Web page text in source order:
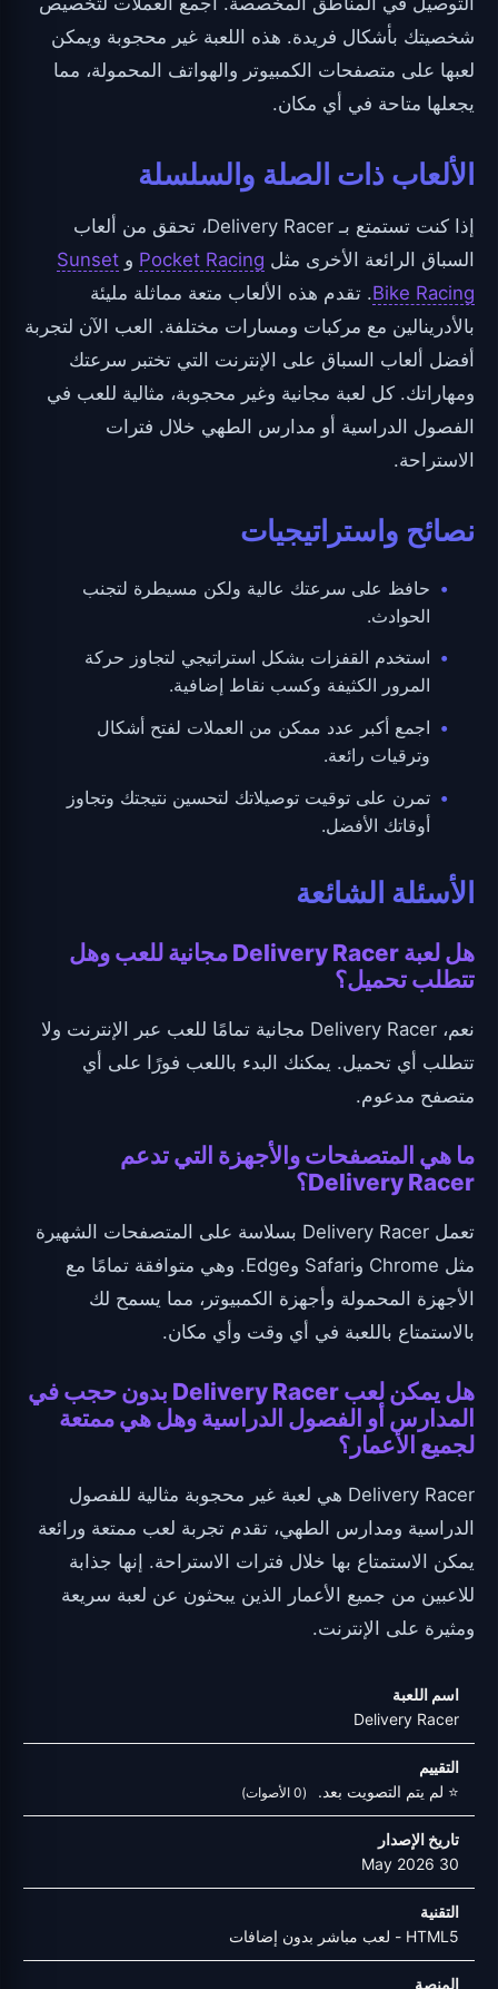
شخصيتك بأشكال فريدة. هذه اللعبة غير محجوبة ويمكن
لعبها على متصفحات الكمبيوتر والهواتف المحمولة، مما
يجعلها متاحة في أي مكان.
الألعاب ذات الصلة والسلسلة
إذا كنت تستمتع بـ Delivery Racer، تحقق من ألعاب
السباق الرائعة الأخرى مثل Pocket Racingو Sunset
Bike Racing. تقدم هذه الألعاب متعة مماثلة مليئة
بالأدرينالين مع مركبات ومسارات مختلفة. العب الآن لتجربة
أفضل ألعاب السباق على الإنترنت التي تختبر سرعتك
ومهاراتك. كل لعبة مجانية وغير محجوبة، مثالية للعب في
الفصول الدراسية أو مدارس الطهي خلال فترات
الاستراحة.
نصائح واستراتيجيات
حافظ على سرعتك عالية ولكن مسيطرة لتجنب
الحوادث.
استخدم القفزات بشكل استراتيجي لتجاوز حركة
المرور الكثيفة وكسب نقاط إضافية.
اجمع أكبر عدد ممكن من العملات لفتح أشكال
وترقيات رائعة.
تمرن على توقيت توصيلاتك لتحسين نتيجتك وتجاوز
أوقاتك الأفضل.
الأسئلة الشائعة
هل لعبة Delivery Racer مجانية للعب وهل
تتطلب تحميل؟
نعم، Delivery Racer مجانية تمامًا للعب عبر الإنترنت ولا
تتطلب أي تحميل. يمكنك البدء باللعب فورًا على أي
متصفح مدعوم.
ما هي المتصفحات والأجهزة التي تدعم
Delivery Racer؟
تعمل Delivery Racer بسلاسة على المتصفحات الشهيرة
مثل Chrome وSafari وEdge. وهي متوافقة تمامًا مع
الأجهزة المحمولة وأجهزة الكمبيوتر، مما يسمح لك
بالاستمتاع باللعبة في أي وقت وأي مكان.
هل يمكن لعب Delivery Racer بدون حجب في
المدارس أو الفصول الدراسية وهل هي ممتعة
لجميع الأعمار؟
Delivery Racer هي لعبة غير محجوبة مثالية للفصول
الدراسية ومدارس الطهي، تقدم تجربة لعب ممتعة ورائعة
يمكن الاستمتاع بها خلال فترات الاستراحة. إنها جذابة
للاعبين من جميع الأعمار الذين يبحثون عن لعبة سريعة
ومثيرة على الإنترنت.
اسم اللعبة
Delivery Racer
التقييم
⭐ لم يتم التصويت بعد.
(0 الأصوات)
تاريخ الإصدار
30 May 2026
التقنية
HTML5 - لعب مباشر بدون إضافات
المنصة